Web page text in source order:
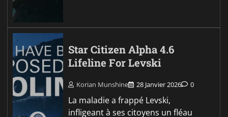
Star Citizen Alpha 4.6
Lifeline For Levski
Korian Munshine 28 Janvier 2026 0
La maladie a frappé Levski,
infligeant à ses citoyens un fléau